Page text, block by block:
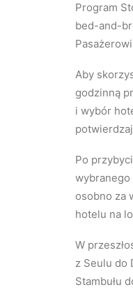
Program
bed-and-
Aby
godzinną
i wybór
Po
wybranego
osobno za
hotelu na
W
z Seulu do
Stambułu